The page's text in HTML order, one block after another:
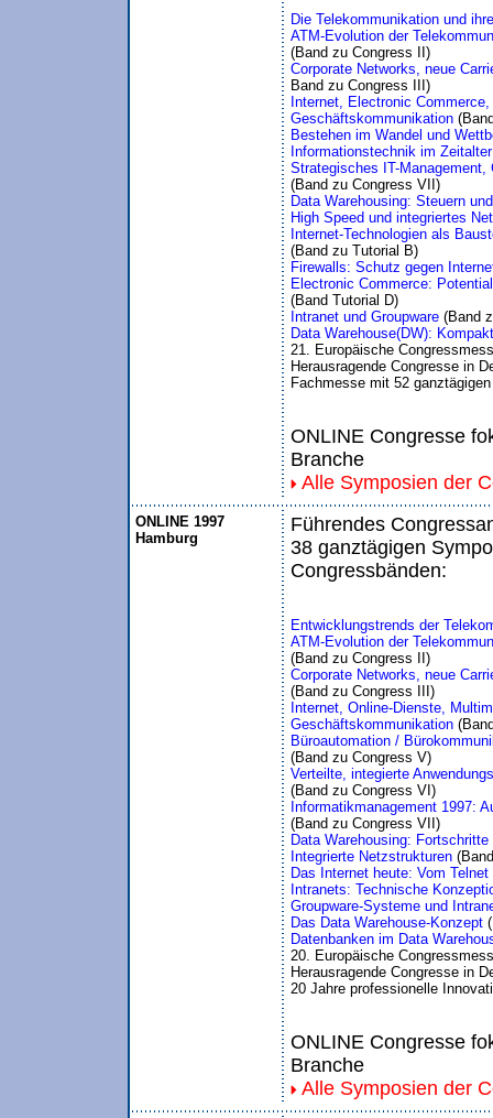
Die Telekommunikation und
(Band zu Congress II)
Corporate Networks, neue
Band zu Congress III)
Internet, Electronic
Geschäftskommunikation
Bestehen im Wandel und
Informationstechnik im
Strategisches IT-Management,
(Band zu Congress VII)
Data Warehousing: Steuern
High Speed und integriertes
(Band zu Tutorial B)
Firewalls: Schutz gegen
(Band Tutorial D)
Intranet und Groupware (Band
Data Warehouse(DW):
21. Europäische
Herausragende Congresse in
Fachmesse mit 52
ONLINE Congresse
Branche
Alle Symposien der
ONLINE 1997
Hamburg
Führendes
38 ganztägigen
Congressbänden:
Entwicklungstrends der
ATM-Evolution der
(Band zu Congress II)
Corporate Networks, neue
(Band zu Congress III)
Internet, Online-Dienste,
Geschäftskommunikation
Büroautomation /
(Band zu Congress V)
Verteilte, integierte
(Band zu Congress VI)
Informatikmanagement 1997:
(Band zu Congress VII)
Data Warehousing:
Integrierte Netzstrukturen
Das Internet heute: Vom
Intranets: Technische
Groupware-Systeme und
Das Data Warehouse-Konzept
Datenbanken im Data
20. Europäische
Herausragende Congresse in
20 Jahre professionelle
ONLINE Congresse
Branche
Alle Symposien der